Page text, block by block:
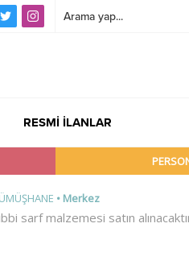
RESMİ İLANLAR